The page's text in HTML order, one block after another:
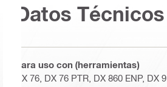
Datos Técnicos
Para uso con (herramientas)
DX 76, DX 76 PTR, DX 860 ENP, DX 9